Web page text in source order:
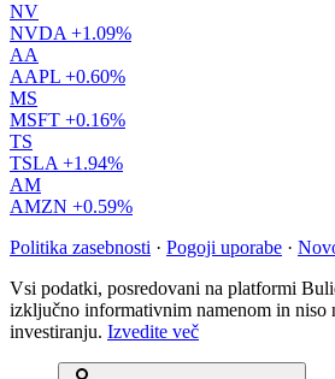
NV
NVDA +1.09%
AA
AAPL +0.60%
MS
MSFT +0.16%
TS
TSLA +1.94%
AM
AMZN +0.59%
Politika zasebnosti · Pogoji uporabe ·
Vsi podatki, posredovani na platformi
izključno informativnim namenom in niso
investiranju. Izvedite več